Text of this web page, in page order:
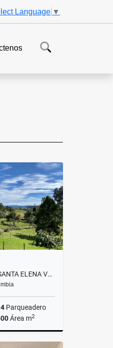
Language ▼
VENTA DE FINCA EN SANTA ELENA VEREDA EL PLAN
Parqueadero
Área m2